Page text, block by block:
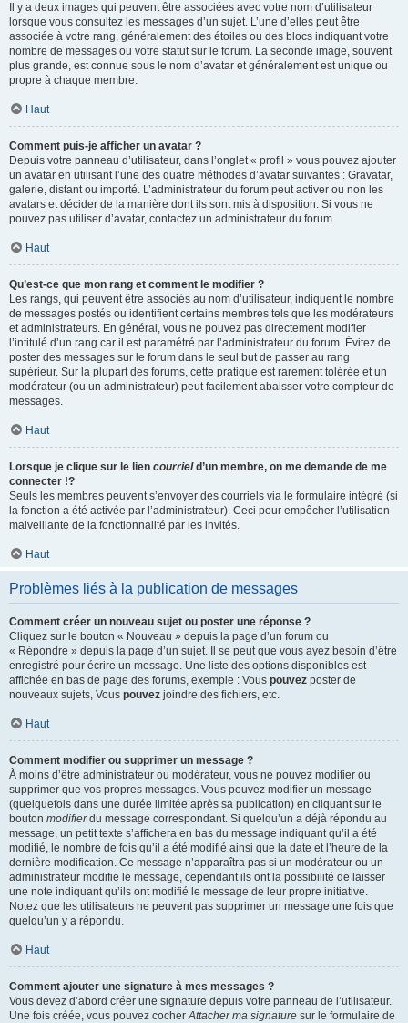
Il y a deux images qui peuvent être associées avec votre nom d’utilisateur
lorsque vous consultez les messages d’un sujet. L’une d’elles peut être
associée à votre rang, généralement des étoiles ou des blocs indiquant votre
nombre de messages ou votre statut sur le forum. La seconde image, souvent
plus grande, est connue sous le nom d’avatar et généralement est unique ou
propre à chaque membre.
Haut
Comment puis-je afficher un avatar ?
Depuis votre panneau d’utilisateur, dans l’onglet « profil » vous pouvez ajouter
un avatar en utilisant l’une des quatre méthodes d’avatar suivantes : Gravatar,
galerie, distant ou importé. L’administrateur du forum peut activer ou non les
avatars et décider de la manière dont ils sont mis à disposition. Si vous ne
pouvez pas utiliser d’avatar, contactez un administrateur du forum.
Haut
Qu’est-ce que mon rang et comment le modifier ?
Les rangs, qui peuvent être associés au nom d’utilisateur, indiquent le nombre
de messages postés ou identifient certains membres tels que les modérateurs
et administrateurs. En général, vous ne pouvez pas directement modifier
l’intitulé d’un rang car il est paramétré par l’administrateur du forum. Évitez de
poster des messages sur le forum dans le seul but de passer au rang
supérieur. Sur la plupart des forums, cette pratique est rarement tolérée et un
modérateur (ou un administrateur) peut facilement abaisser votre compteur de
messages.
Haut
Lorsque je clique sur le lien courrield’un membre, on me demande de me
connecter !?
Seuls les membres peuvent s’envoyer des courriels via le formulaire intégré (si
la fonction a été activée par l’administrateur). Ceci pour empêcher l’utilisation
malveillante de la fonctionnalité par les invités.
Haut
Problèmes liés à la publication de messages
Comment créer un nouveau sujet ou poster une réponse ?
Cliquez sur le bouton « Nouveau » depuis la page d’un forum ou
« Répondre » depuis la page d’un sujet. Il se peut que vous ayez besoin d’être
enregistré pour écrire un message. Une liste des options disponibles est
affichée en bas de page des forums, exemple : Vous pouvez poster de
nouveaux sujets, Vous pouvez joindre des fichiers, etc.
Haut
Comment modifier ou supprimer un message ?
À moins d’être administrateur ou modérateur, vous ne pouvez modifier ou
supprimer que vos propres messages. Vous pouvez modifier un message
(quelquefois dans une durée limitée après sa publication) en cliquant sur le
bouton modifierdu message correspondant. Si quelqu’un a déjà répondu au
message, un petit texte s’affichera en bas du message indiquant qu’il a été
modifié, le nombre de fois qu’il a été modifié ainsi que la date et l’heure de la
dernière modification. Ce message n’apparaîtra pas si un modérateur ou un
administrateur modifie le message, cependant ils ont la possibilité de laisser
une note indiquant qu’ils ont modifié le message de leur propre initiative.
Notez que les utilisateurs ne peuvent pas supprimer un message une fois que
quelqu’un y a répondu.
Haut
Comment ajouter une signature à mes messages ?
Vous devez d’abord créer une signature depuis votre panneau de l’utilisateur.
Une fois créée, vous pouvez cocherAttacher ma signature sur le formulaire de